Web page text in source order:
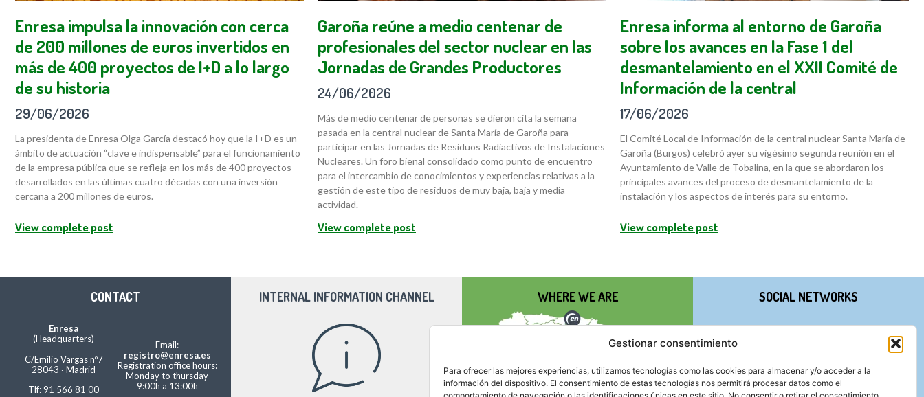
Gestionar consentimiento
Para ofrecer las mejores experiencias, utilizamos tecnologías como las cookies para almacenar y/o acceder a la
información del dispositivo. El consentimiento de estas tecnologías nos permitirá procesar datos como el
Enresa impulsa la innovación con cerca
de 200 millones de euros invertidos en
más de 400 proyectos de I+D a lo largo
de su historia
29/06/2026
La presidenta de Enresa Olga García destacó hoy que la I+D es un
ámbito de actuación “clave e indispensable” para el funcionamiento
de la empresa pública que se refleja en los más de 400 proyectos
desarrollados en las últimas cuatro décadas con una inversión
cercana a 200 millones de euros.
View complete post
Garoña reúne a medio centenar de
profesionales del sector nuclear en las
Jornadas de Grandes Productores
24/06/2026
Más de medio centenar de personas se dieron cita la semana
pasada en la central nuclear de Santa María de Garoña para
participar en las Jornadas de Residuos Radiactivos de Instalaciones
Nucleares. Un foro bienal consolidado como punto de encuentro
para el intercambio de conocimientos y experiencias relativas a la
gestión de este tipo de residuos de muy baja, baja y media
actividad.
View complete post
Enresa informa al entorno de Garoña
sobre los avances en la Fase 1 del
desmantelamiento en el XXII Comité de
Información de la central
17/06/2026
El Comité Local de Información de la central nuclear Santa María de
Garoña (Burgos) celebró ayer su vigésimo segunda reunión en el
Ayuntamiento de Valle de Tobalina, en la que se abordaron los
principales avances del proceso de desmantelamiento de la
instalación y los aspectos de interés para su entorno.
View complete post
CONTACT
Enresa
(Headquarters)
C/Emilio Vargas nº7
28043 · Madrid
Tlf: 91 566 81 00
Email:
registro@enresa.es
Registration office hours:
Monday to thursday
9:00h a 13:00h
INTERNAL INFORMATION CHANNEL WHERE WE ARE SOCIAL NETWORKS